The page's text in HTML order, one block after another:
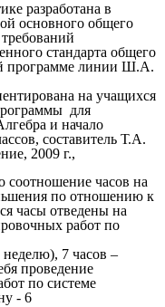
разработана в
основного общего
стандарта общего
программе линии Ш.А.
на учащихся
для
и начало
составитель Т.А.
2009 г.,
соотношение часов на
по отношению к
часы отведены на
работ по
неделю), 7 часов –
проведение
по системе
- 6